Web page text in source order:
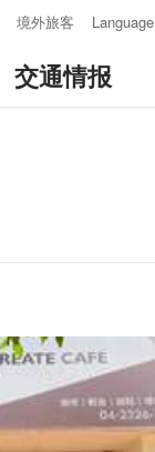
境外旅客 Language
交通情报